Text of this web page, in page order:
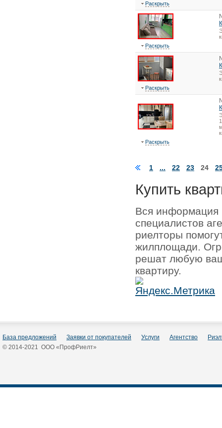
Раскрыть
Раскрыть
Раскрыть
Раскрыть
1 ... 22 23 24
Купить
Вся информация
специалистов
риелторы
жилплощади.
решат любую
квартиру.
База предложений Заявки от покупателей Услуги Агентство
© 2014-2021 ООО «ПрофРиелт»